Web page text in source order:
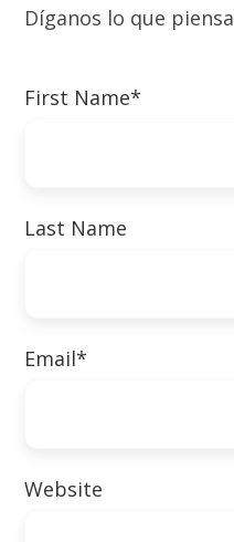
Díganos lo que piensa
First Name*
Last Name
Email*
Website